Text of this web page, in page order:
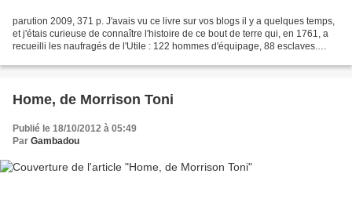
parution 2009, 371 p. J'avais vu ce livre sur vos blogs il y a quelques temps,
et j'étais curieuse de connaître l'histoire de ce bout de terre qui, en 1761, a
recueilli les naufragés de l'Utile : 122 hommes d'équipage, 88 esclaves.
Home, de Morrison Toni
Publié le 18/10/2012 à 05:49
Par Gambadou